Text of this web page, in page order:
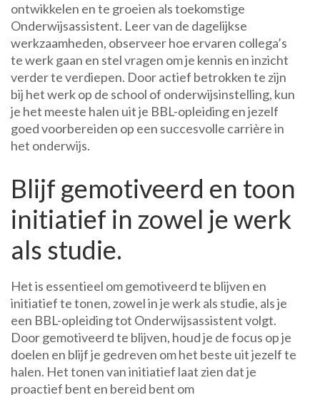
ontwikkelen en te groeien als toekomstige
Onderwijsassistent. Leer van de dagelijkse
werkzaamheden, observeer hoe ervaren collega’s
te werk gaan en stel vragen om je kennis en inzicht
verder te verdiepen. Door actief betrokken te zijn
bij het werk op de school of onderwijsinstelling, kun
je het meeste halen uit je BBL-opleiding en jezelf
goed voorbereiden op een succesvolle carrière in
het onderwijs.
Blijf gemotiveerd en toon
initiatief in zowel je werk
als studie.
Het is essentieel om gemotiveerd te blijven en
initiatief te tonen, zowel in je werk als studie, als je
een BBL-opleiding tot Onderwijsassistent volgt.
Door gemotiveerd te blijven, houd je de focus op je
doelen en blijf je gedreven om het beste uit jezelf te
halen. Het tonen van initiatief laat zien dat je
proactief bent en bereid bent om